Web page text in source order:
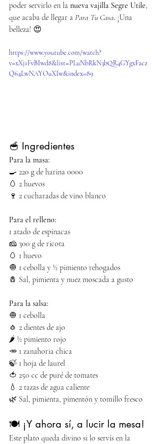
poder servirlo en la nueva vajilla Segre Utile,
que acaba de llegar a Para Tu Casa. ¡Una
belleza! 😍
https://www.youtube.com/watch?
v=xXj1FvBIwd8&list=PLuNbRkN3bQR4GYgxFacz
Q64LwNAYOuXIw&index=89
🥣 Ingredientes
Para la masa:
🍳 220 g de harina 0000
🥚 2 huevos
🍷 2 cucharadas de vino blanco
Para el relleno:
1 atado de espinacas
🧀 300 g de ricota
🥚 1 huevo
🧅 1 cebolla y ½ pimiento rehogados
🧂 Sal, pimienta y nuez moscada a gusto
Para la salsa:
🧅 1 cebolla
🧄 2 dientes de ajo
🌶️ ½ pimiento rojo
🥕 1 zanahoria chica
🍃 1 hoja de laurel
🍅 250 cc de puré de tomates
💧 2 tazas de agua caliente
🌿 Sal, pimienta, pimentón y tomillo fresco
🍽️ ¡Y ahora sí, a lucir la mesa!
Este plato queda divino si lo servís en la